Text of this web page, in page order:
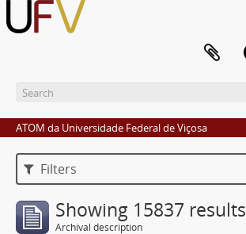
ATOM da Universidade Federal de Viçosa
Filters
Showing 15837 results
Archival description